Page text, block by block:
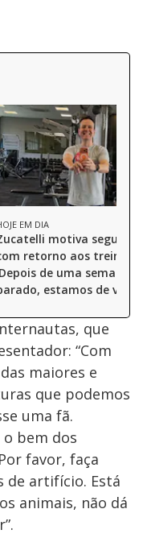
EM DIA
motiva
retorno aos treinos:
de uma semana
estamos de
que
“Com
maiores e
que podemos
uma fã.
bem dos
favor, faça
de artifício. Está
animais, não dá